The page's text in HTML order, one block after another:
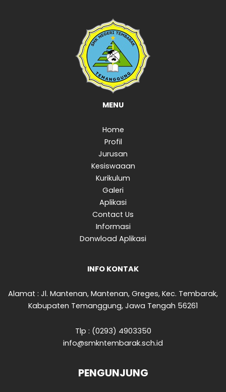
MENU
Home
Profil
Jurusan
Kesiswaaan
Kurikulum
Galeri
Aplikasi
Contact Us
Informasi
Donwload Aplikasi
INFO KONTAK
Alamat : Jl. Mantenan, Mantenan, Greges, Kec. Tembarak,
Kabupaten Temanggung, Jawa Tengah 56261
Tlp : (0293) 4903350
info@smkntembarak.sch.id
PENGUNJUNG